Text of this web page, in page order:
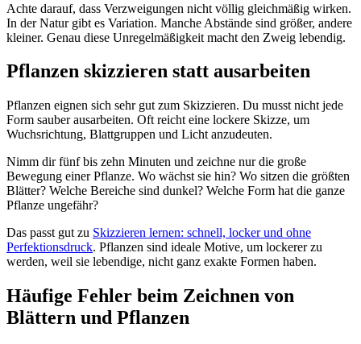
Achte darauf, dass Verzweigungen nicht völlig gleichmäßig wirken.
In der Natur gibt es Variation. Manche Abstände sind größer, andere
kleiner. Genau diese Unregelmäßigkeit macht den Zweig lebendig.
Pflanzen skizzieren statt ausarbeiten
Pflanzen eignen sich sehr gut zum Skizzieren. Du musst nicht jede
Form sauber ausarbeiten. Oft reicht eine lockere Skizze, um
Wuchsrichtung, Blattgruppen und Licht anzudeuten.
Nimm dir fünf bis zehn Minuten und zeichne nur die große
Bewegung einer Pflanze. Wo wächst sie hin? Wo sitzen die größten
Blätter? Welche Bereiche sind dunkel? Welche Form hat die ganze
Pflanze ungefähr?
Das passt gut zu Skizzieren lernen: schnell, locker und ohne
Perfektionsdruck. Pflanzen sind ideale Motive, um lockerer zu
werden, weil sie lebendige, nicht ganz exakte Formen haben.
Häufige Fehler beim Zeichnen von
Blättern und Pflanzen